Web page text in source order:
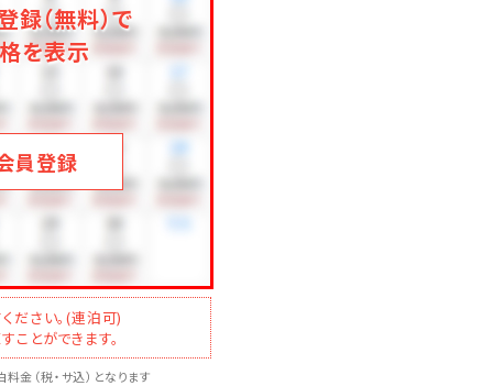
録（無料）で
を表示
員登録
ださい。(連泊可)
ことができます。
金（税・サ込）となります